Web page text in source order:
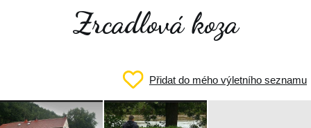
Zrcadlová koza
Přidat do mého výletního seznamu